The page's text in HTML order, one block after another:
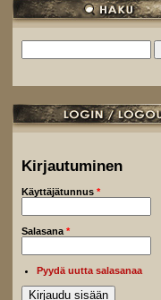
Hakulomake
Kirjautuminen
Käyttäjätunnus *
Salasana *
Pyydä uutta salasanaa